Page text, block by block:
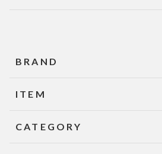
BRAND
ITEM
CATEGORY